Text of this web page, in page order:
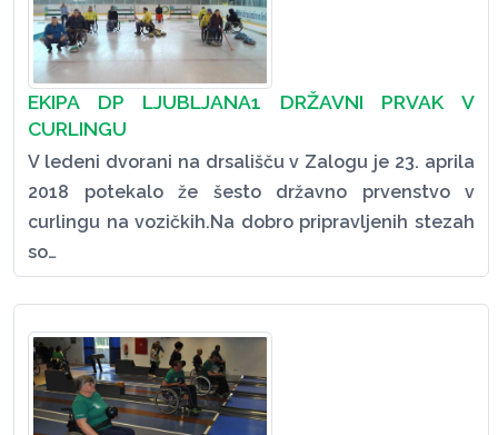
EKIPA DP LJUBLJANA1 DRŽAVNI PRVAK V
CURLINGU
V ledeni dvorani na drsališču v Zalogu je 23. aprila
2018 potekalo že šesto državno prvenstvo v
curlingu na vozičkih.Na dobro pripravljenih stezah
so…